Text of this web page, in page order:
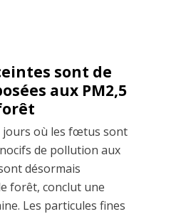
sont de
aux PM2,5
jours où les fœtus sont
de pollution aux
désormais
forêt, conclut une
Les particules fines